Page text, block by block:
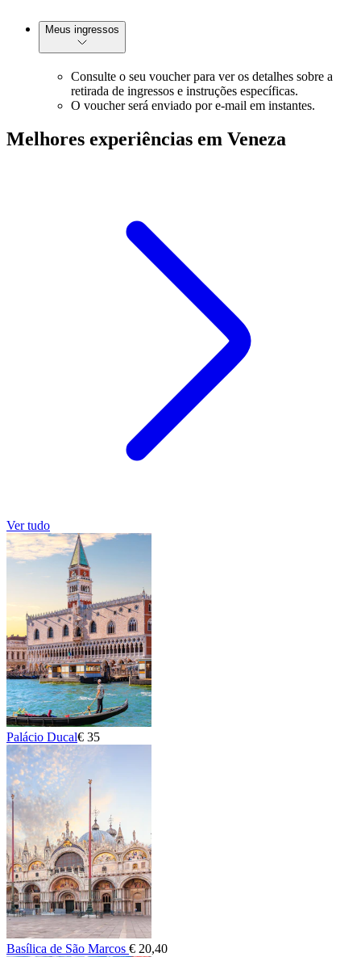
Meus ingressos
Consulte o seu voucher para ver os detalhes sobre a
retirada de ingressos e instruções específicas.
O voucher será enviado por e-mail em instantes.
Melhores experiências em Veneza
Ver tudo
Palácio Ducal€ 35
Basílica de São Marcos € 20,40